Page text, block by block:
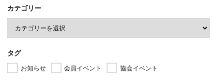
カテゴリー
タグ
お知らせ 会員イベント 協会イベント